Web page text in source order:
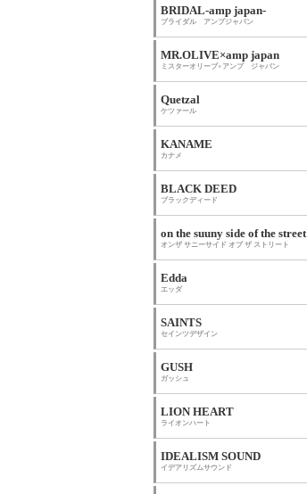
BRIDAL-amp japan-
ブライダル アンプジャパン
MR.OLIVE×amp japan
ミスターオリーブ×アンプ ジャパン
Quetzal
ケツァール
KANAME
カナメ
BLACK DEED
ブラックディード
on the suuny side of the street
オンザ サニーサイド オブ ザ ストリート
Edda
エッダ
SAINTS
セインツデザイン
GUSH
ガッシュ
LION HEART
ライオンハート
IDEALISM SOUND
イデアリズムサウンド